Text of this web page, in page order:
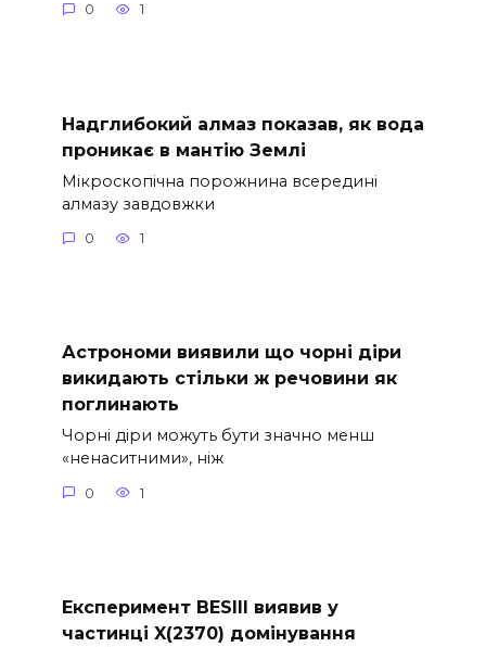
0 1
Надглибокий алмаз показав, як вода
проникає в мантію Землі
Мікроскопічна порожнина всередині
алмазу завдовжки
0 1
Астрономи виявили що чорні діри
викидають стільки ж речовини як
поглинають
Чорні діри можуть бути значно менш
«ненаситними», ніж
0 1
Експеримент BESIII виявив у
частинці X(2370) домінування